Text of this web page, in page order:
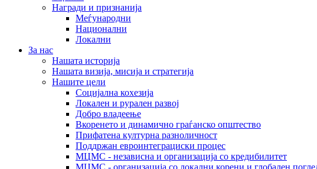
Награди и признанија
Меѓународни
Национални
Локални
За нас
Нашата историја
Нашата визија, мисија и стратегија
Нашите цели
Социјална кохезија
Локален и рурален развој
Добро владеење
Вкоренето и динамично граѓанско општество
Прифатена културна разноличност
Поддржан евроинтеграциски процес
МЦМС - независна и организација со кредибилитет
МЦМС - организација со локални корени и глобален